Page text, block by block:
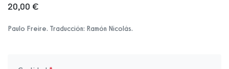
20,00 €
Paulo Freire. Traducción: Ramón Nicolás.